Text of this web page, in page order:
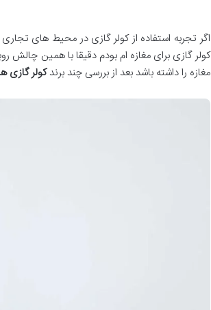
اگر تجربه استفاده از کولر گازی در محیط های
کولر گازی برای مغازه ام بودم دقیقا با همین
مغازه را داشته باشد بعد از بررسی چند برندکولر گازی